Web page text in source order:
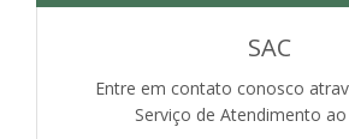
SAC
Entre em contato conosco
Serviço de Atendimento